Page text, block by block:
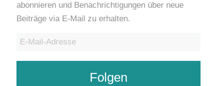
abonnieren und Benachrichtigungen über neue
Beiträge via E-Mail zu erhalten.
E-
Folgen